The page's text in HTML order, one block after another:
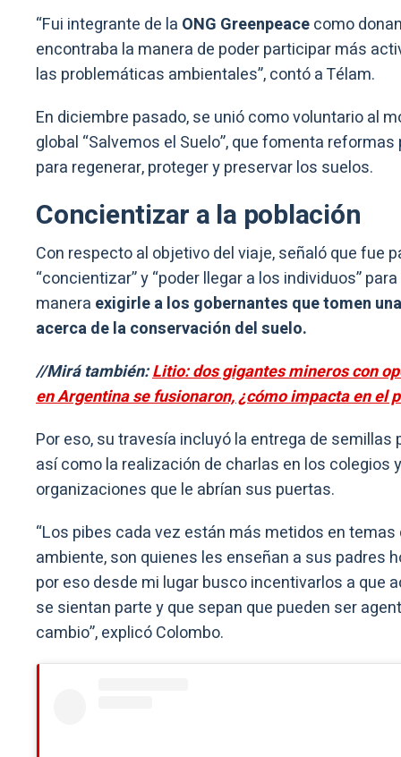
“Fui integrante de la ONG Greenpeacecomo
encontraba la manera de poder participar más
las problemáticas ambientales”, contó a Télam.
En diciembre pasado, se unió como voluntario al
global “Salvemos el Suelo”, que fomenta
para regenerar, proteger y preservar los suelos.
Concientizar a la población
Con respecto al objetivo del viaje, señaló que fue
“concientizar” y “poder llegar a los individuos”
manera exigirle a los gobernantes que tomen
acerca de la conservación del suelo.
//Mirá también:Litio: dos gigantes mineros con
en Argentina se fusionaron, ¿cómo impacta en el
Por eso, su travesía incluyó la entrega de semillas
así como la realización de charlas en los colegios
organizaciones que le abrían sus puertas.
“Los pibes cada vez están más metidos en temas
ambiente, son quienes les enseñan a sus padres
por eso desde mi lugar busco incentivarlos a que
se sientan parte y que sepan que pueden ser
cambio”, explicó Colombo.